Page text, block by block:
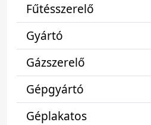
Fűtésszerelő
Gyártó
Gázszerelő
Gépgyártó
Géplakatos